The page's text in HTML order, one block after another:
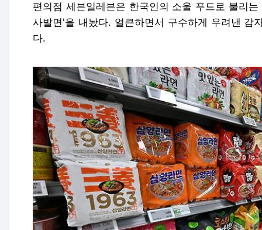
편의점 세븐일레븐은 한국인의 소울 푸드로 불리
사발면'을 내놨다. 얼큰하면서 구수하게 우려낸 감
다.